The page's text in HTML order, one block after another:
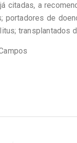
citadas, a
portadores de
transplantados